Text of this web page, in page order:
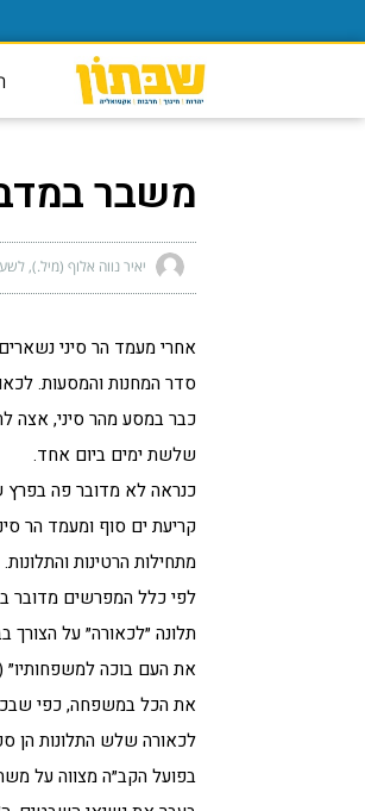
משבר
יאיר נווה אלוף (מיל.),
אחרי מעמד הר סיני
סדר המחנות והמסעות.
כבר במסע מהר סיני, אצה
שלשת ימים ביום אחד.
כנראה לא מדובר פה בפרץ
קריעת ים סוף ומעמד הר
מתחילות הרטינות
לפי כלל המפרשים מדובר
תלונה ״לכאורה״ על
את העם בוכה למשפחותיו״
את הכל במשפחה, כפי
לכאורה שלש התלונות הן
בפועל הקב״ה מצווה על